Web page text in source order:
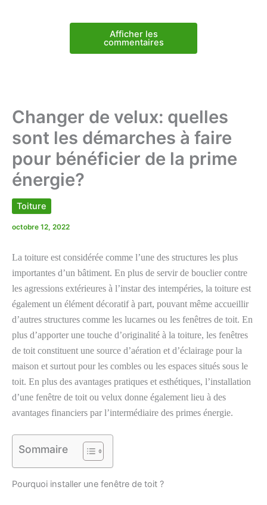
Afficher les
commentaires
Changer de velux: quelles
sont les démarches à faire
pour bénéficier de la prime
énergie?
Toiture
octobre 12, 2022
La toiture est considérée comme l’une des structures les plus
importantes d’un bâtiment. En plus de servir de bouclier contre
les agressions extérieures à l’instar des intempéries, la toiture est
également un élément décoratif à part, pouvant même accueillir
d’autres structures comme les lucarnes ou les fenêtres de toit. En
plus d’apporter une touche d’originalité à la toiture, les fenêtres
de toit constituent une source d’aération et d’éclairage pour la
maison et surtout pour les combles ou les espaces situés sous le
toit. En plus des avantages pratiques et esthétiques, l’installation
d’une fenêtre de toit ou velux donne également lieu à des
avantages financiers par l’intermédiaire des primes énergie.
Sommaire
Pourquoi installer une fenêtre de toit ?